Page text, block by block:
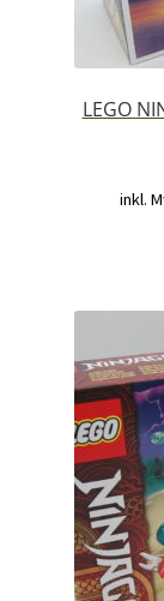
LEGO
inkl.